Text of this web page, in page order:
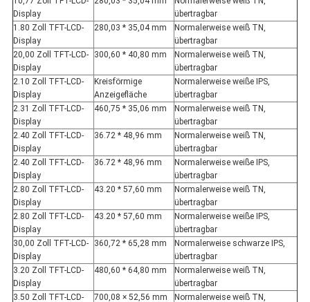
Display
übertragbar
1.80 Zoll TFT-LCD-
Display
280,03 * 35,04 mm
Normalerweise weiß TN,
übertragbar
20,00 Zoll TFT-LCD-
Display
300,60 * 40,80 mm
Normalerweise weiß TN,
übertragbar
2.10 Zoll TFT-LCD-
Display
Kreisförmige
Anzeigefläche
Normalerweise weiße IPS,
übertragbar
2.31 Zoll TFT-LCD-
Display
460,75 * 35,06 mm
Normalerweise weiß TN,
übertragbar
2.40 Zoll TFT-LCD-
Display
36.72 * 48,96 mm
Normalerweise weiß TN,
übertragbar
2.40 Zoll TFT-LCD-
Display
36.72 * 48,96 mm
Normalerweise weiße IPS,
übertragbar
2.80 Zoll TFT-LCD-
Display
43.20 * 57,60 mm
Normalerweise weiß TN,
übertragbar
2.80 Zoll TFT-LCD-
Display
43.20 * 57,60 mm
Normalerweise weiße IPS,
übertragbar
30,00 Zoll TFT-LCD-
Display
360,72 * 65,28 mm
Normalerweise schwarze IPS,
übertragbar
3.20 Zoll TFT-LCD-
Display
480,60 * 64,80 mm
Normalerweise weiß TN,
übertragbar
3.50 Zoll TFT-LCD-
700,08 × 52,56 mm
Normalerweise weiß TN,